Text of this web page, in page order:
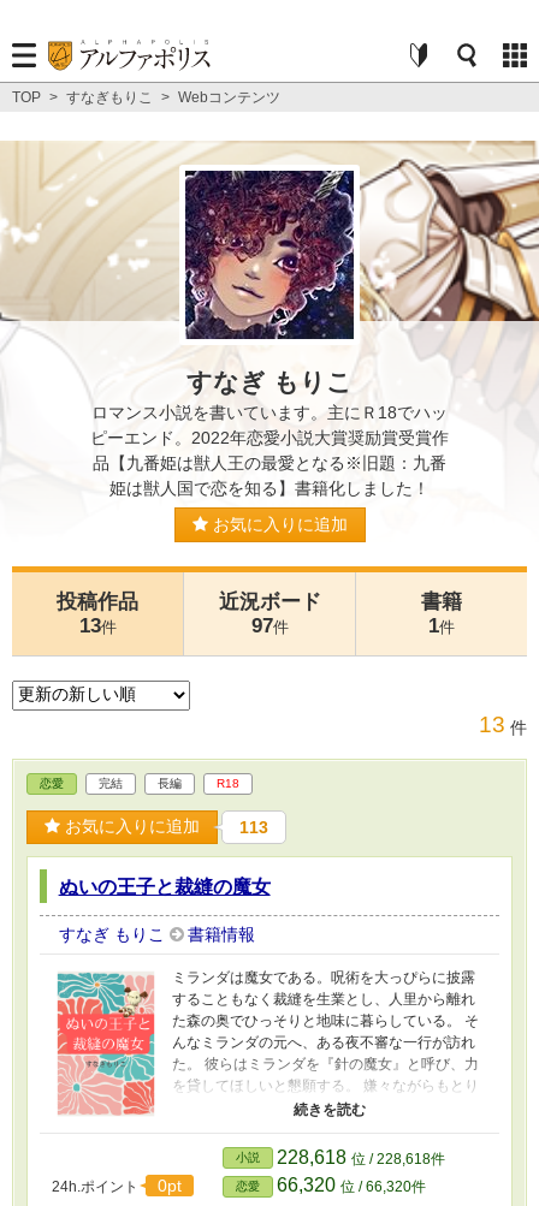
TOP > すなぎもりこ > Webコンテンツ
すなぎ もりこ
ロマンス小説を書いています。主にＲ18でハッ
ピーエンド。2022年恋愛小説大賞奨励賞受賞作
品【九番姫は獣人王の最愛となる※旧題：九番
姫は獣人国で恋を知る】書籍化しました！
お気に入りに追加
投稿作品
13件
近況ボード
97件
書籍
1件
13 件
恋愛 完結 長編 R18
お気に入りに追加 113
ぬいの王子と裁縫の魔女
すなぎ もりこ 書籍情報
ミランダは魔女である。呪術を大っぴらに披露
することもなく裁縫を生業とし、人里から離れ
た森の奥でひっそりと地味に暮らしている。 そ
んなミランダの元へ、ある夜不審な一行が訪れ
た。 彼らはミランダを『針の魔女』と呼び、力
を貸してほしいと懇願する。 嫌々ながらもとり
あえずは話だけは聞くことにしたミランダだっ
たが、彼らが持ち込んだ荷物の中にはとんでも
ないものが入っていて…… 孤独を愛する魔女と
騒がしい王子との愛と笑いとちょっぴり涙の物
語 ※作中には少々グロテスクな表現がありま
24h.ポイント 0pt
小説 228,618 位 / 228,618件
恋愛 66,320 位 / 66,320件